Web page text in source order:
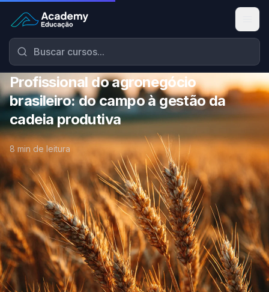
Academy Educação — Página Inicial
Profissional do agronegócio
brasileiro: do campo à gestão da
cadeia produtiva
8 min de leitura